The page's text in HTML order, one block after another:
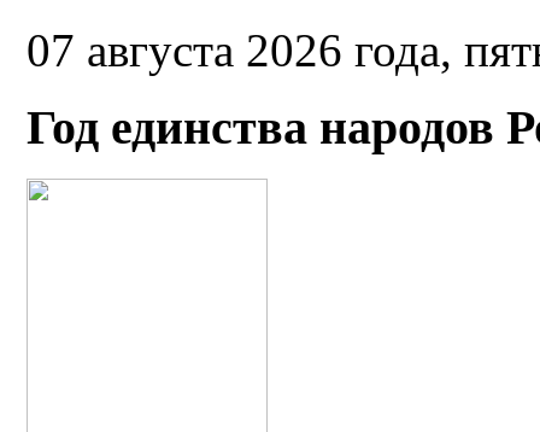
07 августа 2026 года,
Год единства народов